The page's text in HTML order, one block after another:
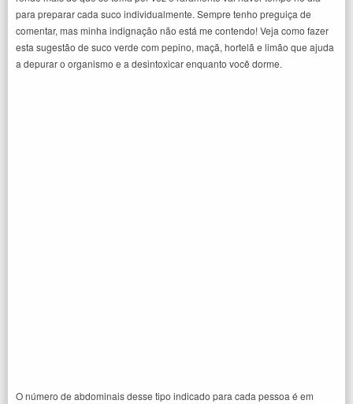
para preparar cada suco individualmente. Sempre tenho preguiça de
comentar, mas minha indignação não está me contendo! Veja como fazer
esta sugestão de suco verde com pepino, maçã, hortelã e limão que ajuda
a depurar o organismo e a desintoxicar enquanto você dorme.
O número de abdominais desse tipo indicado para cada pessoa é em